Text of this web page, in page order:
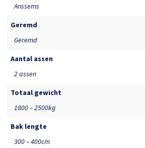
Anssems
Geremd
Geremd
Aantal assen
2 assen
Totaal gewicht
1800 – 2500kg
Bak lengte
300 – 400cm